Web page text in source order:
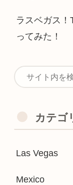
ラスベガス
ってみた！
カテゴ
Las Vegas
Mexico